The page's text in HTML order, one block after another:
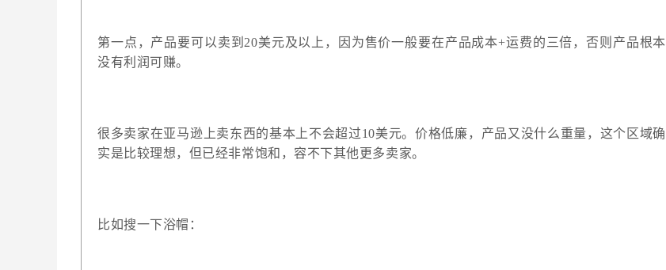
第一点，产品要可以卖到20美元及以上，因为售价一般要在产品成本+运费的三倍，否则产品根本
没有利润可赚。
很多卖家在亚马逊上卖东西的基本上不会超过10美元。价格低廉，产品又没什么重量，这个区域确
实是比较理想，但已经非常饱和，容不下其他更多卖家。
比如搜一下浴帽：